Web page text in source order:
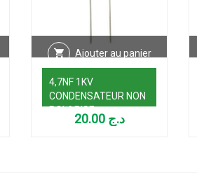
Ajouter au panier
4,7NF 1KV
CONDENSATEUR NON
POLARISE
د.ج 20.00